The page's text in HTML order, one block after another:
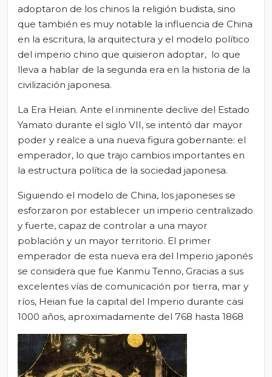
adoptaron de los chinos la religión budista, sino
que también es muy notable la influencia de China
en la escritura, la arquitectura y el modelo político
del imperio chino que quisieron adoptar, lo que
lleva a hablar de la segunda era en la historia de la
civilización japonesa.
La Era Heian. Ante el inminente declive del Estado
Yamato durante el siglo VII, se intentó dar mayor
poder y realce a una nueva figura gobernante: el
emperador, lo que trajo cambios importantes en
la estructura política de la sociedad japonesa.
Siguiendo el modelo de China, los japoneses se
esforzaron por establecer un imperio centralizado
y fuerte, capaz de controlar a una mayor
población y un mayor territorio. El primer
emperador de esta nueva era del Imperio japonés
se considera que fue Kanmu Tenno, Gracias a sus
excelentes vías de comunicación por tierra, mar y
ríos, Heian fue la capital del Imperio durante casi
1000 años, aproximadamente del 768 hasta 1868